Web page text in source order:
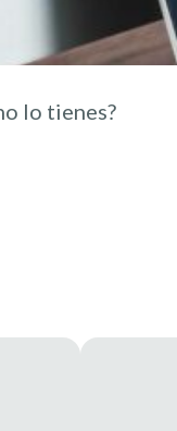
lo tienes?